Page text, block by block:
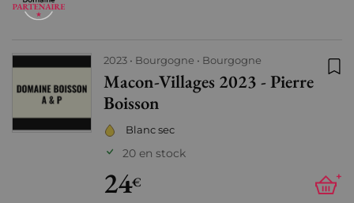
2023 Bourgogne Bourgogne
Macon-Villages 2023 - Pierre
Boisson
Blanc sec
20 en stock
24€ +